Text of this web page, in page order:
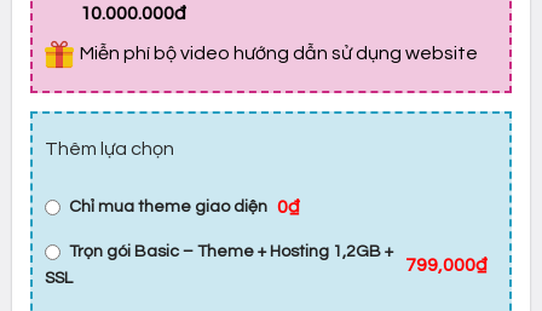
10.000.000đ
Miễn phí bộ video hướng dẫn sử dụng website
Thêm lựa chọn
Chỉ mua theme giao diện 0₫
Trọn gói Basic – Theme + Hosting 1,2GB +
SSL
799,000₫